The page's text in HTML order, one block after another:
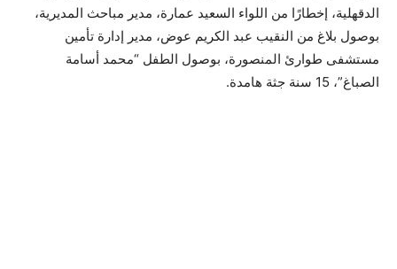
الدقهلية، إخطارًا من اللواء السعيد عمارة، مدير مباحث المديرية،
بوصول بلاغ من النقيب عبد الكريم عوض، مدير إدارة تأمين
مستشفى طوارئ المنصورة، بوصول الطفل “محمد أسامة
الصباغ”، 15 سنة جثة هامدة.